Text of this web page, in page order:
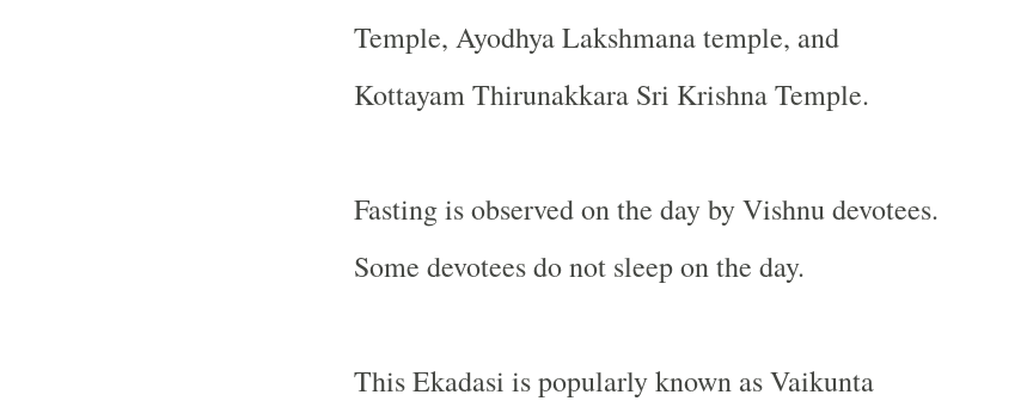
Temple, Ayodhya Lakshmana temple, and
Kottayam Thirunakkara Sri Krishna Temple.
Fasting is observed on the day by Vishnu devotees.
Some devotees do not sleep on the day.
This Ekadasi is popularly known as Vaikunta